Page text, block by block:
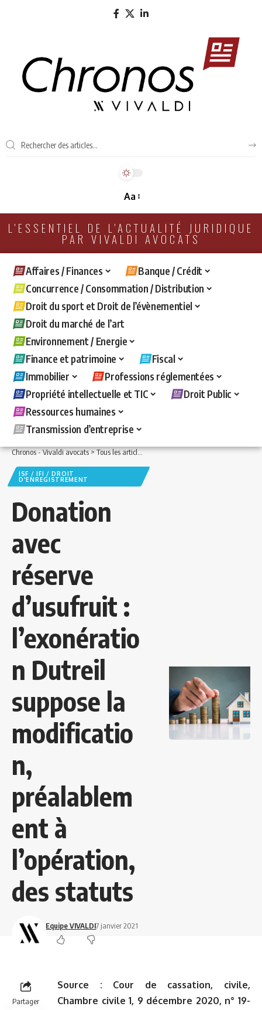
Aa
L'ESSENTIEL DE L'ACTUALITÉ JURIDIQUE
PAR VIVALDI AVOCATS
Affaires / Finances
Banque / Crédit
Concurrence / Consommation / Distribution
Droit du sport et Droit de l’évènementiel
Droit du marché de l’art
Environnement / Energie
Finance et patrimoine
Fiscal
Immobilier
Professions réglementées
Propriété intellectuelle et TIC
Droit Public
Ressources humaines
Transmission d’entreprise
Chronos - Vivaldi avocats>Tous les articles >Fiscal>ISF / IFI / Droit
ISF / IFI / DROIT
D'ENREGISTREMENT
Donation
avec
réserve
d’usufruit :
l’exonératio
n Dutreil
suppose la
modificatio
n,
préalablem
ent à
l’opération,
des statuts
Equipe VIVALDI7 janvier 2021
Partager
Source : Cour de cassation, civile,
Chambre civile 1, 9 décembre 2020, n° 19-